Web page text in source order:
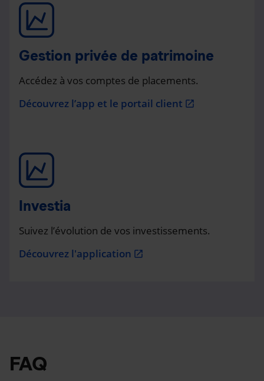
Gestion privée de patrimoine
Accédez à vos comptes de placements.
Découvrez l’app et le portail client open_in_new
Investia
Suivez l’évolution de vos investissements.
Découvrez l'application open_in_new
FAQ